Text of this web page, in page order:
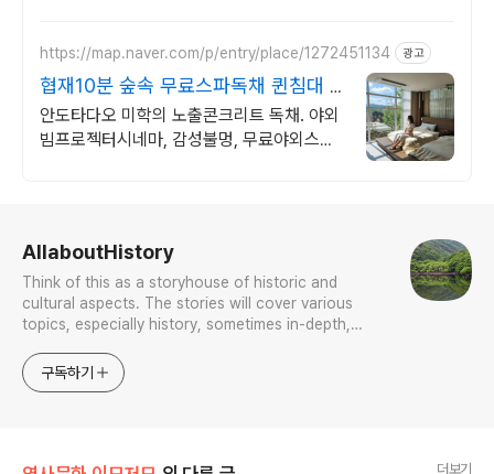
https://map.naver.com/p/entry/place/1272451134 광고
협재10분 숲속 무료스파독채 퀸침대 2
개 가족/커플 독채
안도타다오 미학의 노출콘크리트 독채. 야외
빔프로젝터시네마, 감성불멍, 무료야외스파
AllaboutHistory
Think of this as a storyhouse of historic and
cultural aspects. The stories will cover various
topics, especially history, sometimes in-depth,
approach will be to resist any common sense or
generalized viewpoint
구독하기
더보기